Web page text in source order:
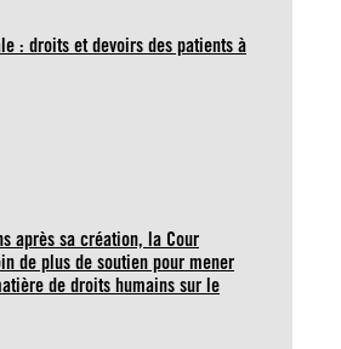
: droits et devoirs des patients à
après sa création, la Cour
de plus de soutien pour mener
de droits humains sur le